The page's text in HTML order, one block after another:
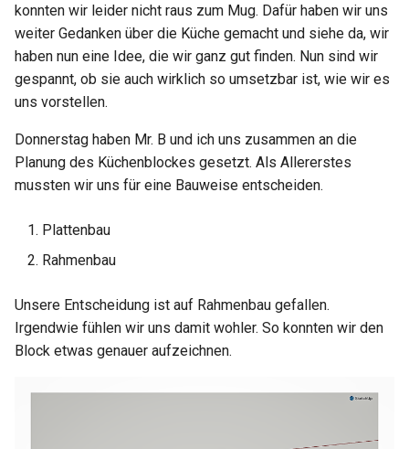
konnten wir leider nicht raus zum Mug. Dafür haben wir uns
weiter Gedanken über die Küche gemacht und siehe da, wir
haben nun eine Idee, die wir ganz gut finden. Nun sind wir
gespannt, ob sie auch wirklich so umsetzbar ist, wie wir es
uns vorstellen.
Donnerstag haben Mr. B und ich uns zusammen an die
Planung des Küchenblockes gesetzt. Als Allererstes
mussten wir uns für eine Bauweise entscheiden.
Plattenbau
Rahmenbau
Unsere Entscheidung ist auf Rahmenbau gefallen.
Irgendwie fühlen wir uns damit wohler. So konnten wir den
Block etwas genauer aufzeichnen.